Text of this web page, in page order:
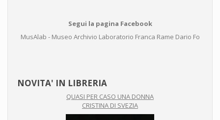
Segui la pagina Facebook
MusAlab - Museo Archivio Laboratorio Franca Rame Dario Fo
NOVITA' IN LIBRERIA
QUASI PER CASO UNA DONNA
CRISTINA DI SVEZIA